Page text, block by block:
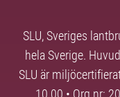
SLU, Sveriges
hela Sverige.
SLU är
10 00 • Org nr: